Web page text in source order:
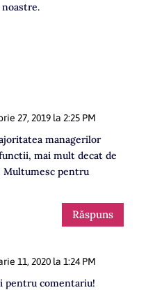
27, 2019 la 2:25 PM
managerilor
mai mult decat de
Multumesc pentru
Răspuns
11, 2020 la 1:24 PM
pentru comentariu!